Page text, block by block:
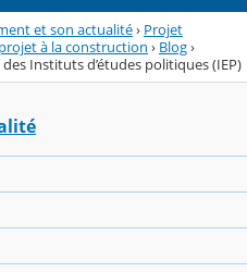
et son actualité› Projet
à la construction › Blog›
Instituts d’études politiques (IEP)